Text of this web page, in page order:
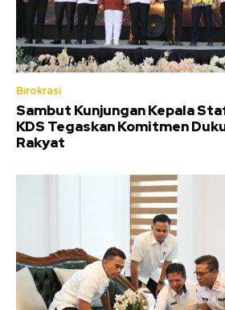
Birokrasi
Sambut Kunjungan Kepala
KDS Tegaskan Komitmen
Rakyat